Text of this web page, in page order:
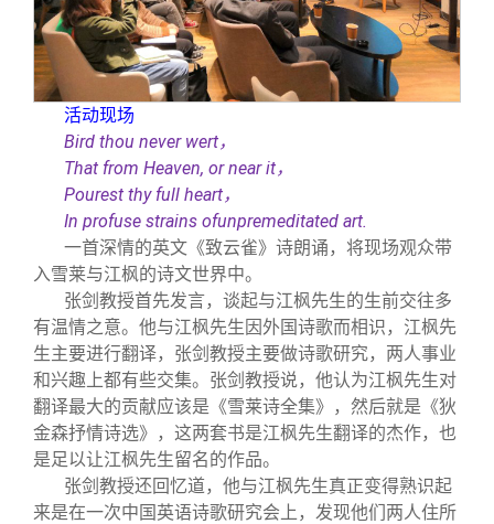
活动现场
Bird thou never wert，
That from Heaven, or near it，
Pourest thy full heart，
In profuse strains ofunpremeditated art.
一首深情的英文《致云雀》诗朗诵，将现场观众带
入雪莱与江枫的诗文世界中。
张剑教授首先发言，谈起与江枫先生的生前交往多
有温情之意。他与江枫先生因外国诗歌而相识，江枫先
生主要进行翻译，张剑教授主要做诗歌研究，两人事业
和兴趣上都有些交集。张剑教授说，他认为江枫先生对
翻译最大的贡献应该是《雪莱诗全集》，然后就是《狄
金森抒情诗选》，这两套书是江枫先生翻译的杰作，也
是足以让江枫先生留名的作品。
张剑教授还回忆道，他与江枫先生真正变得熟识起
来是在一次中国英语诗歌研究会上，发现他们两人住所